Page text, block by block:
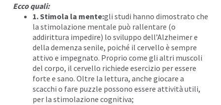
Ecco quali:
1. Stimola la mente:gli studi hanno dimostrato che
la stimolazione mentale può rallentare (o
addirittura impedire) lo sviluppo dell’Alzheimer e
della demenza senile, poiché il cervello è sempre
attivo e impegnato. Proprio come gli altri muscoli
del corpo, il cervello richiede esercizio per essere
forte e sano. Oltre la lettura, anche giocare a
scacchi o fare puzzle possono essere attività utili,
per la stimolazione cognitiva;